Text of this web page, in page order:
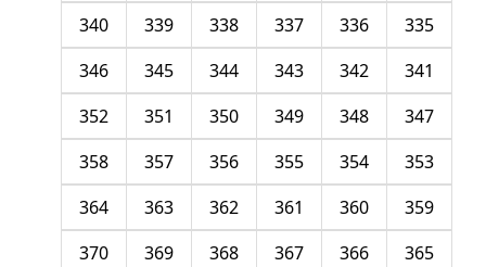
335
336
337
338
339
340
341
342
343
344
345
346
347
348
349
350
351
352
353
354
355
356
357
358
359
360
361
362
363
364
365
366
367
368
369
370